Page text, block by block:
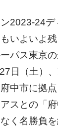
2023-24
いよいよ
パス東京
日（土）
中市に拠
スとの「府
く名勝負